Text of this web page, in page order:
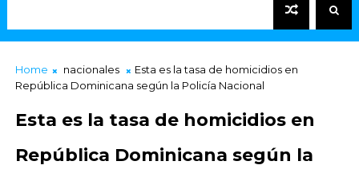
Home nacionales
Esta es la tasa de homicidios en
República Dominicana según la Policía Nacional
Esta es la tasa de homicidios en
República Dominicana según la